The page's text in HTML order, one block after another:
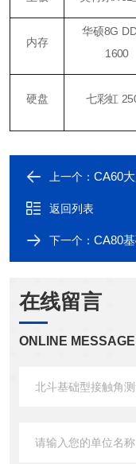
内存
华硕8G
1600
硬盘 七彩虹
上一个： CA60
返回列表
下一个： CA80
在线留言
ONLINE MESSAGE